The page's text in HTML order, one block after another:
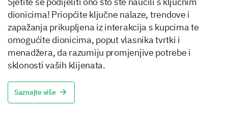
dionicima! Priopćite ključne nalaze, trendove i
zapažanja prikupljena iz interakcija s kupcima te
omogućite dionicima, poput vlasnika tvrtki i
menadžera, da razumiju promjenjive potrebe i
sklonosti vaših klijenata.
Saznajte više